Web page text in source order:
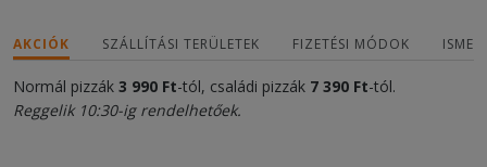
AKCIÓK SZÁLLÍTÁSI TERÜLETEK FIZETÉSI MÓDOK
Normál pizzák 3 990 Ft-tól, családi pizzák 7 390 Ft-tól.
Reggelik 10:30-ig rendelhetőek.